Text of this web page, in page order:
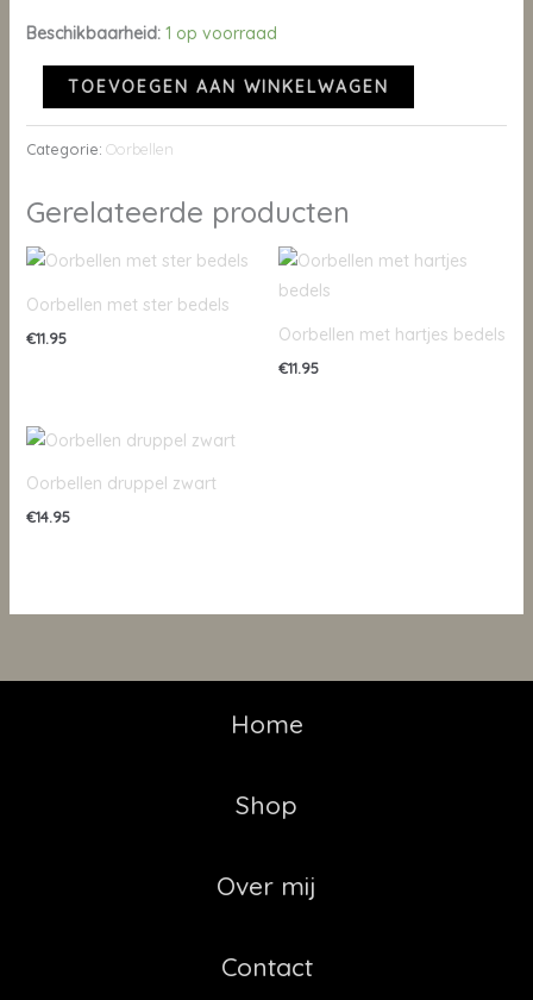
Beschikbaarheid: 1 op voorraad
TOEVOEGEN AAN WINKELWAGEN
Categorie: Oorbellen
Gerelateerde producten
Oorbellen met ster bedels
€11.95 Oorbellen met hartjes bedels
€11.95
Oorbellen druppel zwart
€14.95
Home
Shop
Over mij
Contact